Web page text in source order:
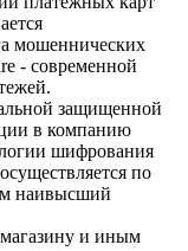
мошеннических
- современной
защищенной
в компанию
шифрования
по
наивысший
и иным